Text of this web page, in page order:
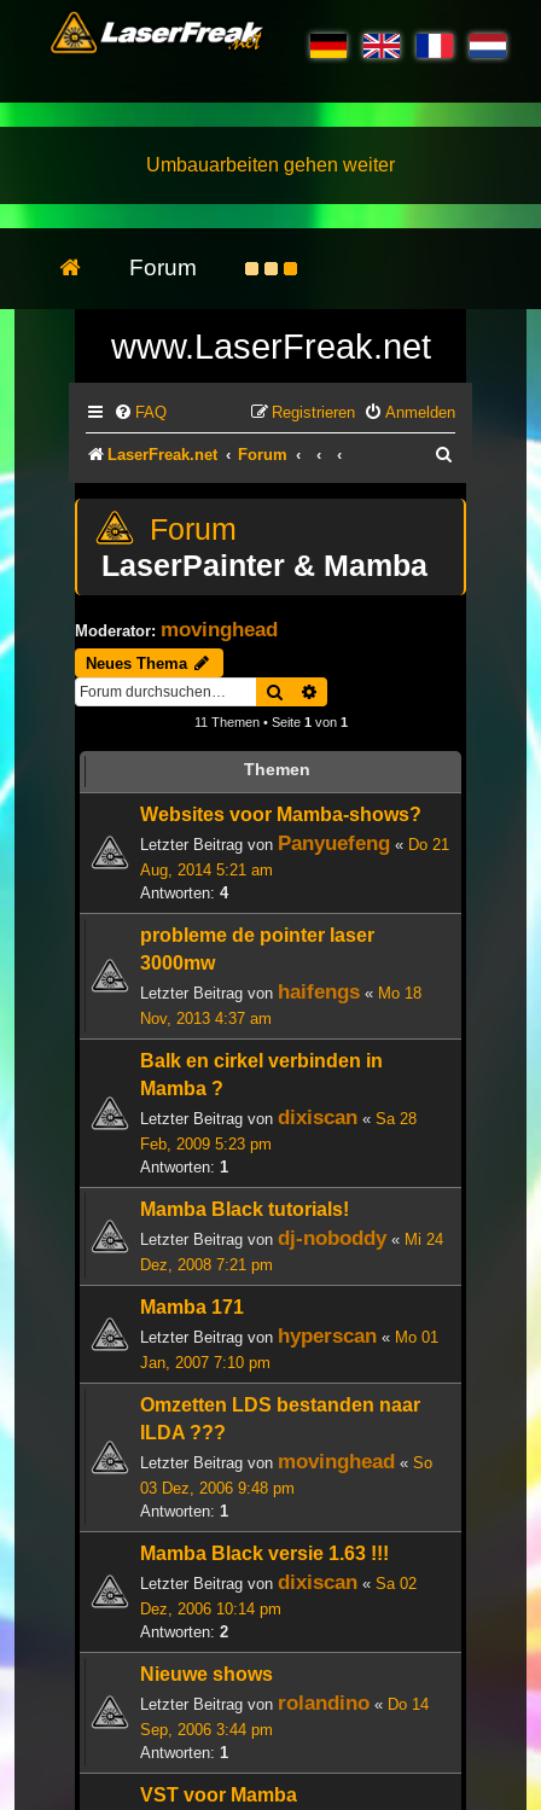
Umbauarbeiten gehen weiter
Forum
www.LaserFreak.net
FAQ Anmelden
Registrieren
LaserFreak.net Forum
LaserPainter & Mamba
Moderator: movinghead
Neues Thema
Suche
11 Themen • Seite 1von 1
Themen
Websites voor Mamba-shows?
Letzter Beitrag von Panyuefeng « Do 21
Aug, 2014 5:21 am
Antworten: 4
probleme de pointer laser
3000mw
Letzter Beitrag von haifengs « Mo 18
Nov, 2013 4:37 am
Balk en cirkel verbinden in
Mamba ?
Letzter Beitrag von dixiscan « Sa 28
Feb, 2009 5:23 pm
Antworten: 1
Mamba Black tutorials!
Letzter Beitrag von dj-noboddy« Mi 24
Dez, 2008 7:21 pm
Mamba 171
Letzter Beitrag von hyperscan « Mo 01
Jan, 2007 7:10 pm
Omzetten LDS bestanden naar
ILDA ???
Letzter Beitrag von movinghead « So
03 Dez, 2006 9:48 pm
Antworten: 1
Mamba Black versie 1.63 !!!
Letzter Beitrag von dixiscan « Sa 02
Dez, 2006 10:14 pm
Antworten: 2
Nieuwe shows
Letzter Beitrag von rolandino « Do 14
Sep, 2006 3:44 pm
Antworten: 1
VST voor Mamba